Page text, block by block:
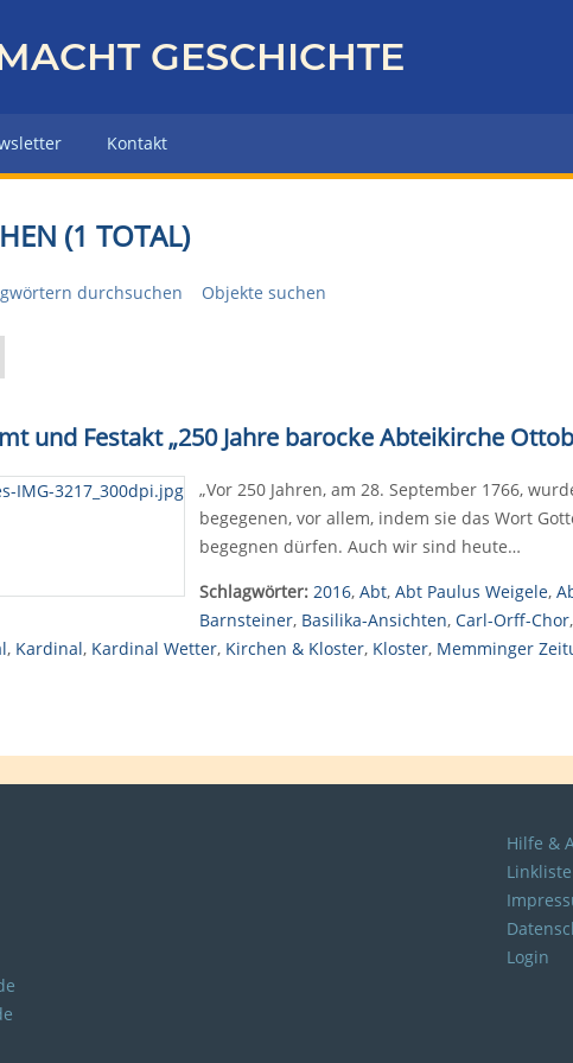
GESCHICHTE
Kontakt
(1 TOTAL)
durchsuchen Objekte suchen
und Festakt „250 Jahre barocke Abteikirche
„Vor 250 Jahren, am 28. September 1766,
begegenen, vor allem, indem sie das Wort
begegnen dürfen. Auch wir sind heute…
Schlagwörter: 2016, Abt, Abt Paulus Weigele,
Barnsteiner, Basilika-Ansichten, Carl-Orff-Chor,
, Kardinal, Kardinal Wetter, Kirchen & Kloster, Kloster, Memminger
Hilfe &
Linkliste
Login